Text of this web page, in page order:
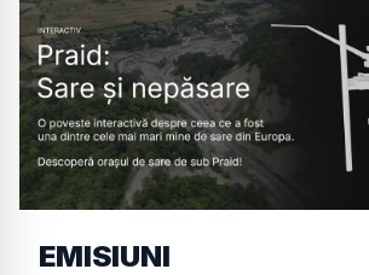
EMISIUNI